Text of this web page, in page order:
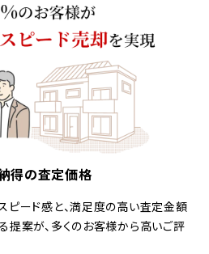
得の査定価格
ピード感と、満足度の高い査定金額
提案が、多くのお客様から高いご評